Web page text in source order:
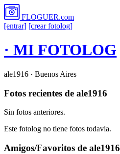
FLOGUER.com
[entrar] [crear fotolog]
· MI FOTOLOG
ale1916 · Buenos Aires
Fotos recientes de ale1916
Sin fotos anteriores.
Este fotolog no tiene fotos todavia.
Amigos/Favoritos de ale1916